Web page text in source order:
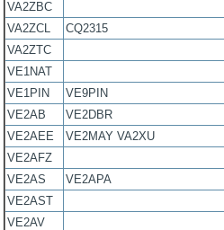
VA2ZBC
VA2ZCL
CQ2315
VA2ZTC
VE1NAT
VE1PIN
VE9PIN
VE2AB
VE2DBR
VE2AEE
VE2MAY VA2XU
VE2AFZ
VE2AS
VE2APA
VE2AST
VE2AV